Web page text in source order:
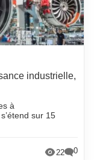
industrielle,
à
sur 15
22 0